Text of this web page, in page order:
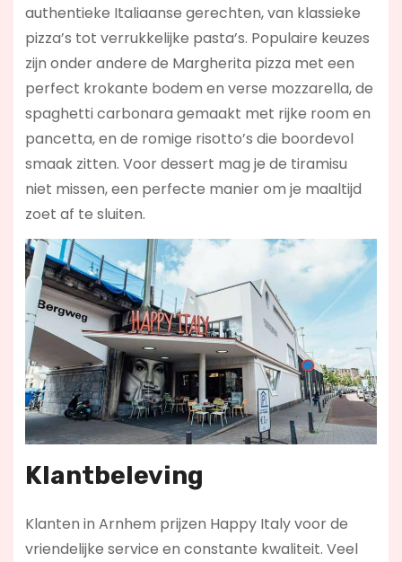
authentieke Italiaanse gerechten, van klassieke
pizza’s tot verrukkelijke pasta’s. Populaire keuzes
zijn onder andere de Margherita pizza met een
perfect krokante bodem en verse mozzarella, de
spaghetti carbonara gemaakt met rijke room en
pancetta, en de romige risotto’s die boordevol
smaak zitten. Voor dessert mag je de tiramisu
niet missen, een perfecte manier om je maaltijd
zoet af te sluiten.
Klantbeleving
Klanten in Arnhem prijzen Happy Italy voor de
vriendelijke service en constante kwaliteit. Veel